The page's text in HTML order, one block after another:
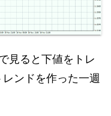
見ると下値をトレ
ンドを作った一週